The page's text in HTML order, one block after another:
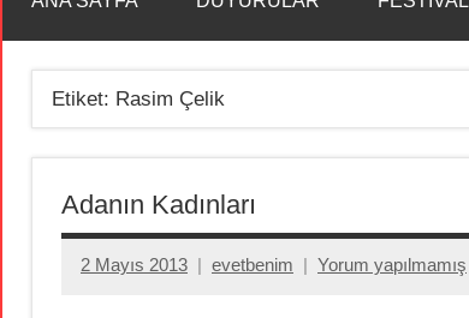
Etiket: Rasim Çelik
Adanın Kadınları
2 Mayıs 2013 evetbenim Yorum yapılmamış